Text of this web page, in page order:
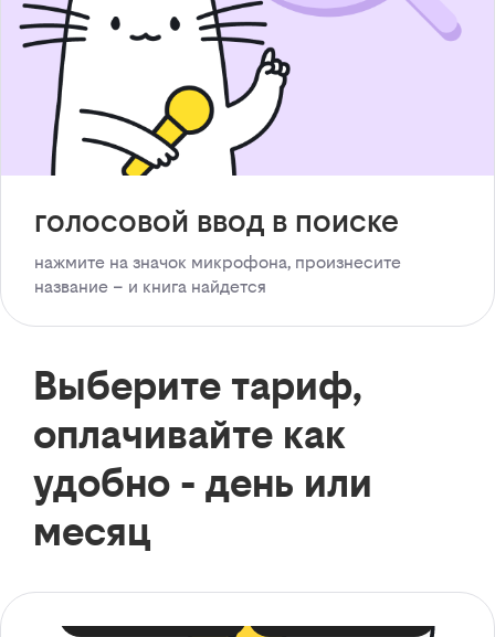
голосовой ввод в поиске
нажмите на значок микрофона, произнесите
название – и книга найдется
Выберите тариф,
оплачивайте как
удобно - день или
месяц